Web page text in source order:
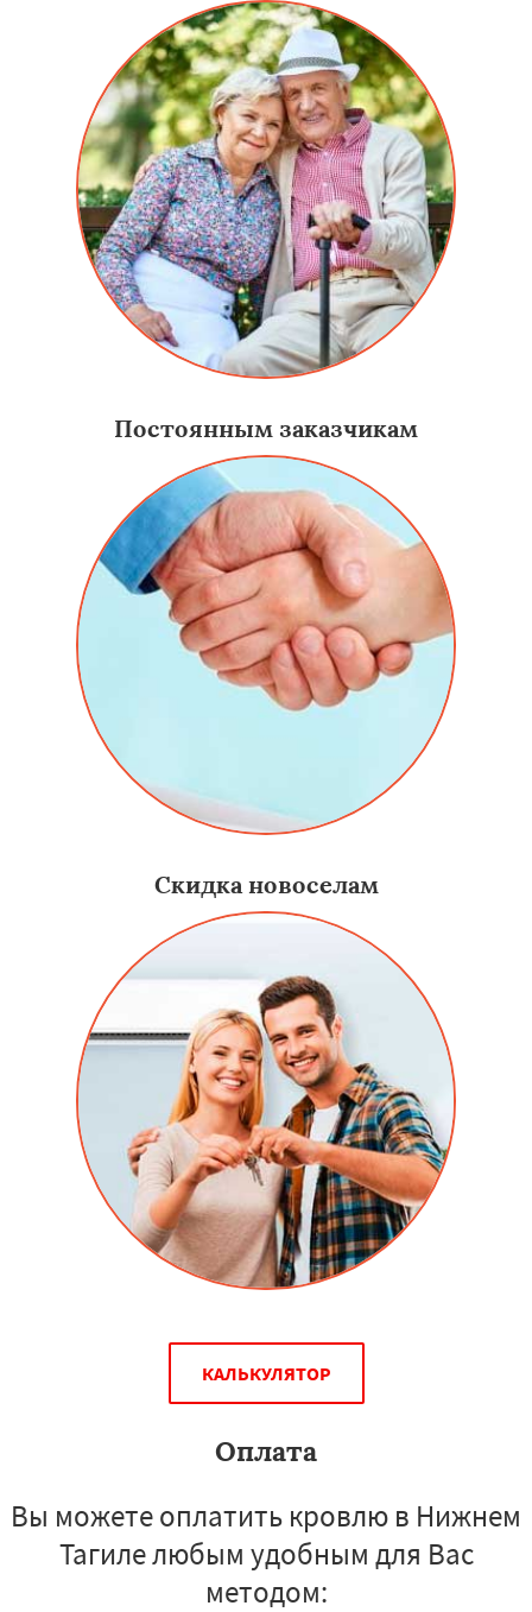
Постоянным заказчикам
Скидка новоселам
КАЛЬКУЛЯТОР
Оплата
Вы можете оплатить кровлю в Нижнем
Тагиле любым удобным для Вас
методом: